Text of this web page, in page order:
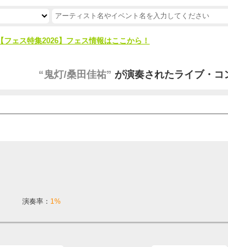
【ライブ動員ランキング】2026年上半期編発表！
【フェス特集2026】フェス情報はここから！
“鬼灯/桑田佳祐” が演奏されたライブ・コ
演奏率： 1%